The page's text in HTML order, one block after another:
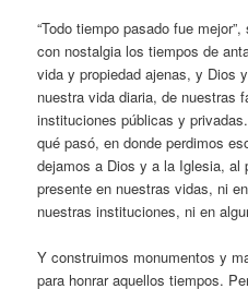
“Todo tiempo pasado fue
con nostalgia los tiempos de
vida y propiedad ajenas, y Dios
nuestra vida diaria, de nuestras
instituciones públicas y
qué pasó, en donde perdimos
dejamos a Dios y a la Iglesia, al
presente en nuestras vidas, ni
nuestras instituciones, ni en
Y construimos monumentos y
para honrar aquellos tiempos.